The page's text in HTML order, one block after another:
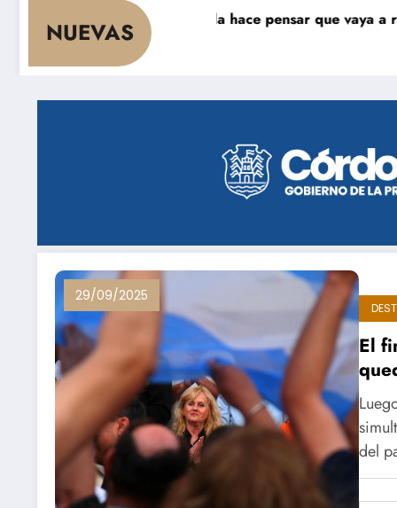
NUEVAS
cae el consumo y nada hace pensar que vaya a
29/09/2025
El
del